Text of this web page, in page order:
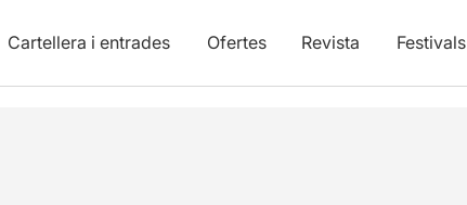
Cartellera i entrades Ofertes Revista Festivals
Fitxa artística Fotos i vídeos Opinions